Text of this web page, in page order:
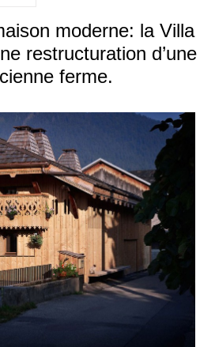
moderne: la Villa
restructuration d’une
ferme.